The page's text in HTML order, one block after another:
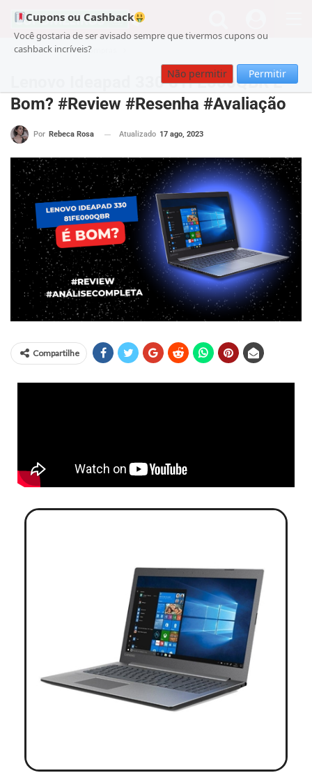
Cupons ou Cashback
Você gostaria de ser avisado sempre que tivermos cupons ou
cashback incríveis?
Não permitir Permitir
Cupom Guia de Compras
Lenovo Ideapad 330 81FE000QBR É
Bom? #Review #Resenha #Avaliação
Por Rebeca Rosa Atualizado 17 ago, 2023
Compartilhe